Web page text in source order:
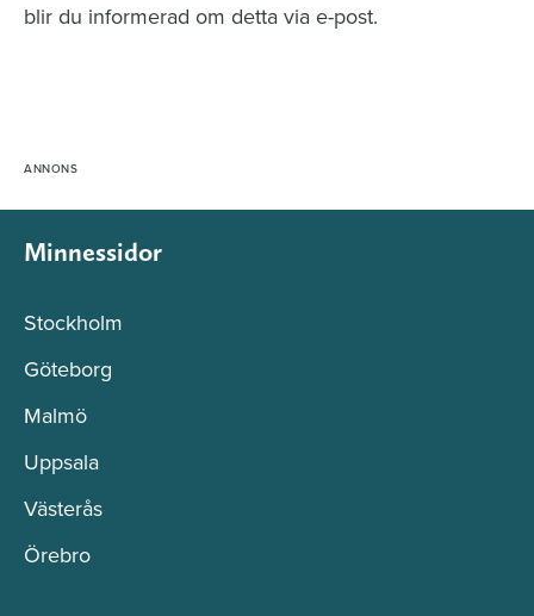
blir du informerad om detta via e-post.
Minnessidor
Stockholm
Göteborg
Malmö
Uppsala
Västerås
Örebro